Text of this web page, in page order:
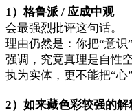
1）格鲁派 / 应成中观
会最强烈批评这句话。
理由仍然是：你把“意
强调，究竟真理是自性
执为实体，更不能把“心
2）如来藏色彩较强的解